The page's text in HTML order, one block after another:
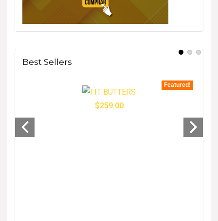
Best Sellers
Featured!
$259.00